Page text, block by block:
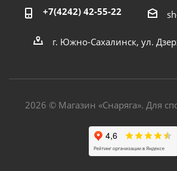
+7(4242) 42-55-22
г. Южно-Сахалинск, ул.
2026 © Магазин «Снаряга». Для